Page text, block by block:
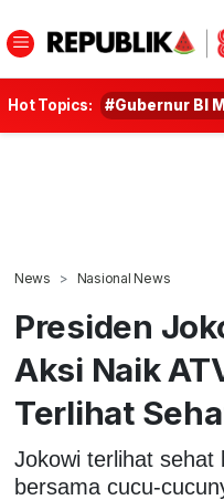
Hot Topics: #Gubernur BI
News Nasional News
Presiden
Aksi Naik
Terlihat
Jokowi terlihat sehat
bersama cucu-